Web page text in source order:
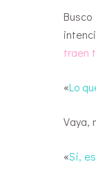
traen
«Lo
Vaya,
«Sí,